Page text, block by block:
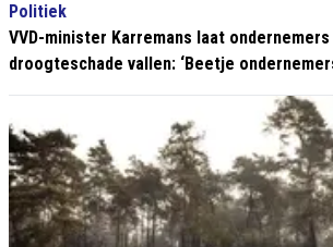
Politiek
VVD-minister Karremans laat
droogteschade vallen: ‘Beetje